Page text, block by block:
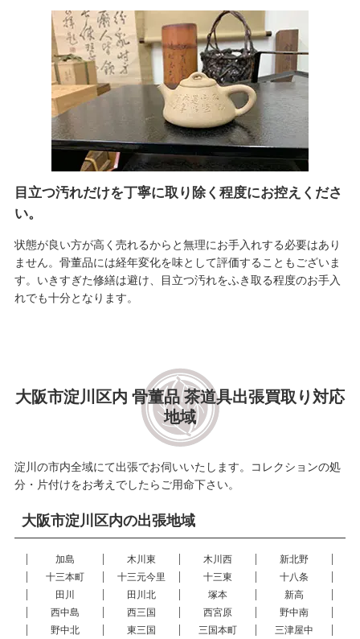
目立つ汚れだけを丁寧に取り除く程度にお控えくださ
い。
状態が良い方が高く売れるからと無理にお手入れする必要はあり
ません。骨董品には経年変化を味として評価することもございま
す。いきすぎた修繕は避け、目立つ汚れをふき取る程度のお手入
れでも十分となります。
大阪市淀川区内 骨董品 茶道具出張買取り対応
地域
淀川の市内全域にて出張でお伺いいたします。コレクションの処
分・片付けをお考えでしたらご用命下さい。
大阪市淀川区内の出張地域
加島 木川東 木川西
新北野
十三本町
十三元今里 十三東
十八条
田川
田川北 塚本
新高
西中島
西三国 西宮原
野中南
野中北
東三国 三国本町
三津屋中